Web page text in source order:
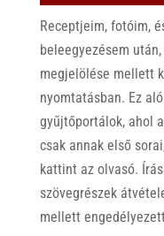
Receptjeim, fotóim,
beleegyezésem
megjelölése mellett
nyomtatásban. Ez
gyűjtőportálok, ahol
csak annak első
kattint az olvasó.
szövegrészek
mellett